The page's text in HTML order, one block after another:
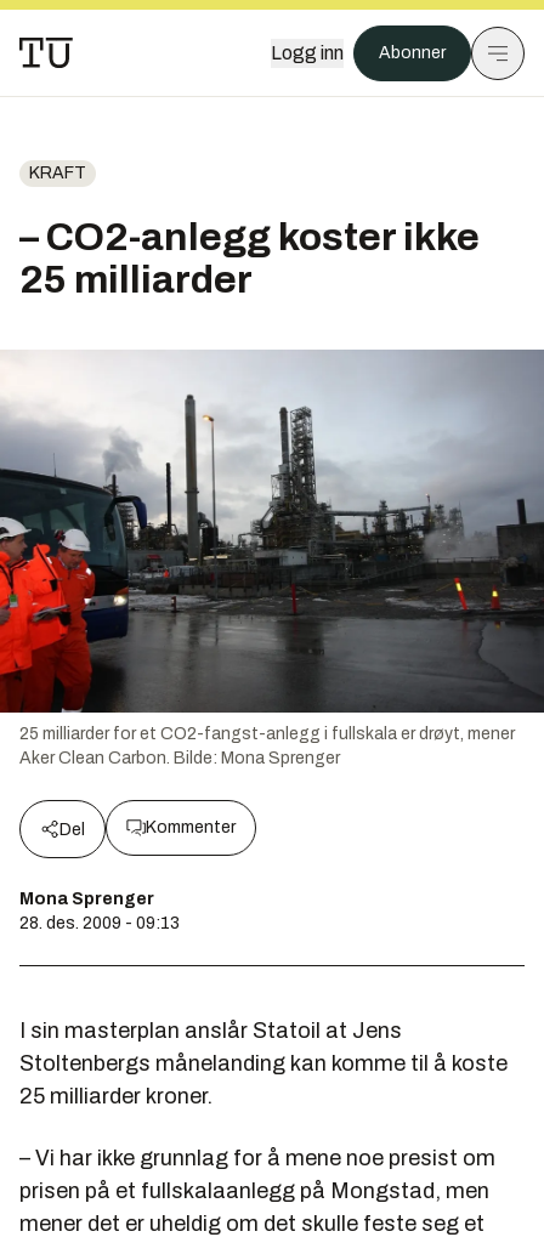
Logg inn Abonner
KRAFT
– CO2-anlegg koster ikke
25 milliarder
25 milliarder for et CO2-fangst-anlegg i fullskala er drøyt, mener
Aker Clean Carbon. Bilde: Mona Sprenger
Del Kommenter
Mona Sprenger
28. des. 2009 - 09:13
I sin masterplan anslår Statoil at Jens
Stoltenbergs månelanding kan komme til å koste
25 milliarder kroner.
– Vi har ikke grunnlag for å mene noe presist om
prisen på et fullskalaanlegg på Mongstad, men
mener det er uheldig om det skulle feste seg et